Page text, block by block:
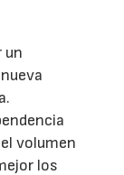
un
volumen
los